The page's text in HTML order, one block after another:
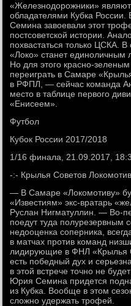
«Железнодорожники»
обладателями Кубка
Семина завоевали этот
постсоветской истории.
похвастаться только ЦСКА. В
«Локо» станет единоличным
Но для этого красно-
переиграть в Самаре
в РФПЛ, — сейчас команда
место в таблице первого
«Енисеем».
Футбол
Кубок России 2017/2018
1/16 финала, 21.09.2017,
-:- Крылья Советов
— В Самаре «Локомотиву»
«Известиям» экс-вратарь
Руслан Нигматуллин. — Во-
поедут туда полурезервным
недооценка соперника,
в матчах против команд
лидирующие в ФНЛ «Крылья
есть победный дух и
в этой встрече точно не
Юрия Семина придется
из Кубка. Вообще в этом
сложно удержать трофей.